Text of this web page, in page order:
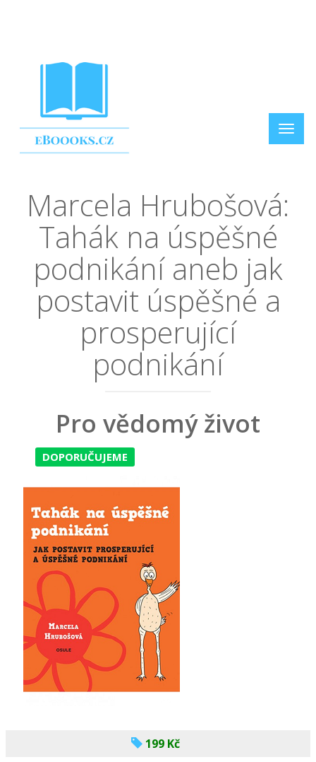
Marcela Hrubošová:
Tahák na úspěšné
podnikání aneb jak
postavit úspěšné a
prosperující
podnikání
Pro vědomý život
DOPORUČUJEME
199 Kč